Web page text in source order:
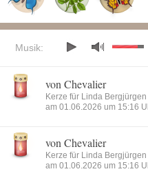
Musik:
von Chevalier
Kerze für Linda Bergjürgen
am 01.06.2026 um 15:16
von Chevalier
Kerze für Linda Bergjürgen
am 01.06.2026 um 15:16